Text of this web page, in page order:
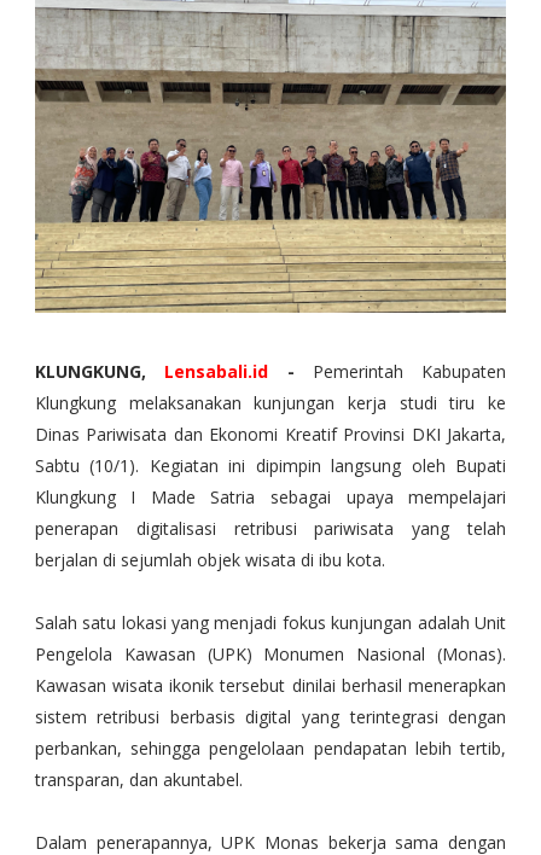
KLUNGKUNG, Lensabali.id - Pemerintah Kabupaten
Klungkung melaksanakan kunjungan kerja studi tiru ke
Dinas Pariwisata dan Ekonomi Kreatif Provinsi DKI Jakarta,
Sabtu (10/1). Kegiatan ini dipimpin langsung oleh Bupati
Klungkung I Made Satria sebagai upaya mempelajari
penerapan digitalisasi retribusi pariwisata yang telah
berjalan di sejumlah objek wisata di ibu kota.
Salah satu lokasi yang menjadi fokus kunjungan adalah Unit
Pengelola Kawasan (UPK) Monumen Nasional (Monas).
Kawasan wisata ikonik tersebut dinilai berhasil menerapkan
sistem retribusi berbasis digital yang terintegrasi dengan
perbankan, sehingga pengelolaan pendapatan lebih tertib,
transparan, dan akuntabel.
Dalam penerapannya, UPK Monas bekerja sama dengan